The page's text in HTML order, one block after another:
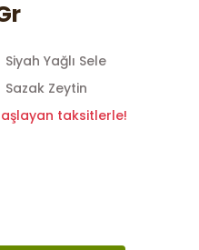
Siyah Yağlı Sele
Sazak Zeytin
taksitlerle!